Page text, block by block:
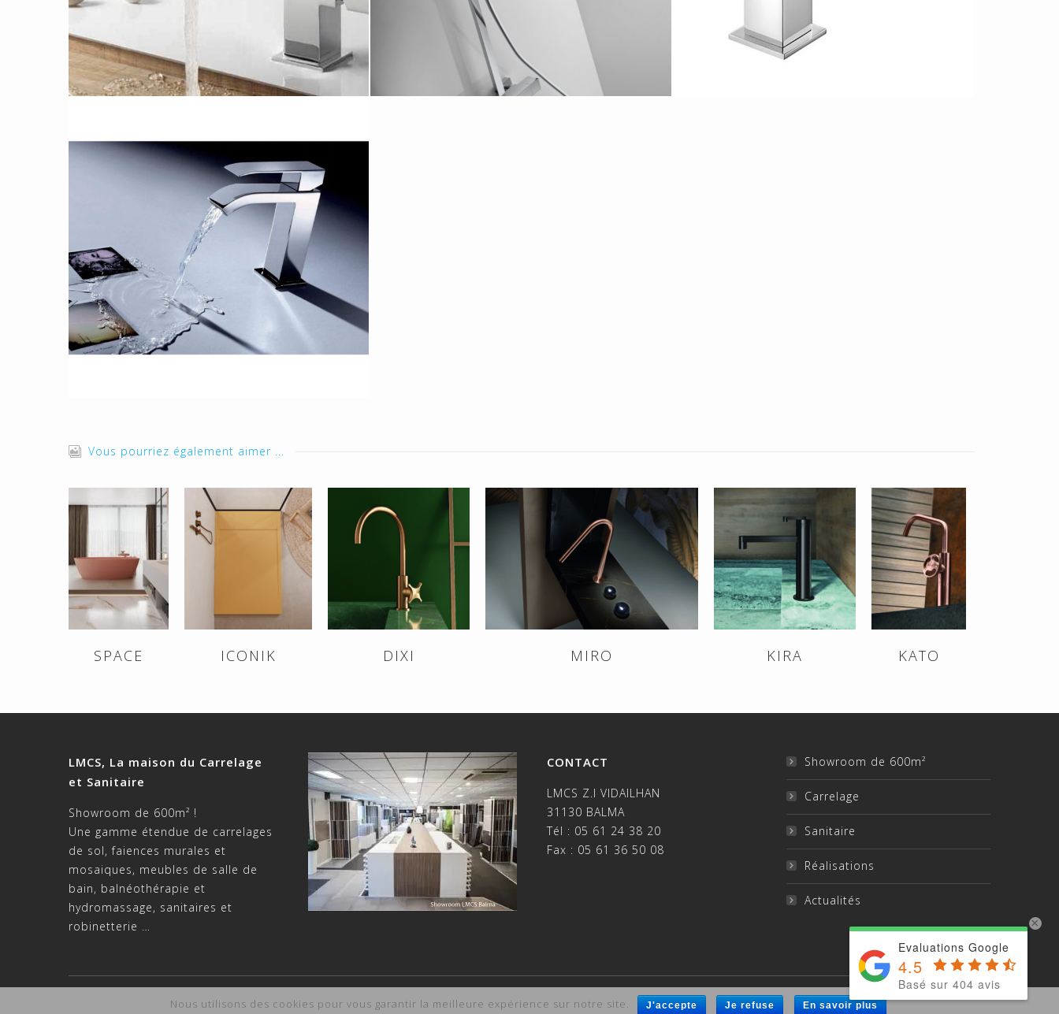
Vous pourriez également aimer ...
SPACE ICONIK DIXI MIRO KIRA KATO
LMCS, La maison du Carrelage
et Sanitaire
Showroom de 600m² !
Une gamme étendue de carrelages
de sol, faiences murales et
mosaiques, meubles de salle de
bain, balnéothérapie et
hydromassage, sanitaires et
robinetterie …
CONTACT
LMCS Z.I VIDAILHAN
31130 BALMA
Tél : 05 61 24 38 20
Fax : 05 61 36 50 08
Showroom de 600m²
Carrelage
Sanitaire
Réalisations
Actualités
Mentions légales-Site et Référencement : Agence Vision SEO
Nous utilisons des cookies pour vous garantir la meilleure expérience sur notre site. J'accepte Je refuse En savoir plus
Evaluations Google
4.5
Basé sur 404 avis
×